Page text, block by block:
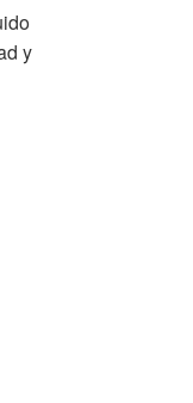
y